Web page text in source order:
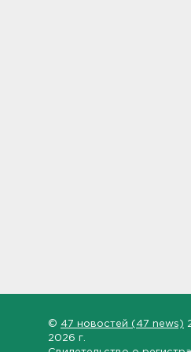
© 47 новостей (47 news)
2026 г.